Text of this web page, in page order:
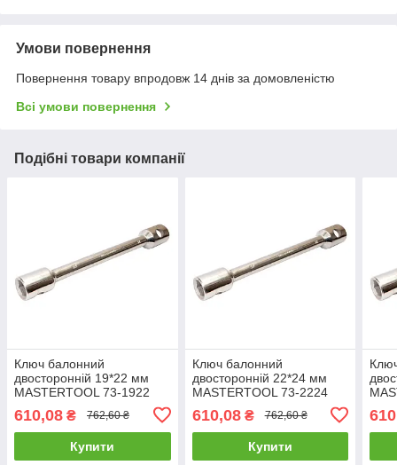
Умови повернення
Повернення товару впродовж 14 днів за домовленістю
Всі умови повернення
Подібні товари компанії
Ключ балонний
двосторонній 19*22 мм
MASTERTOOL 73-1922
610,08 ₴ 762,60 ₴
Купити
Ключ балонний
двосторонній 22*24 мм
MASTERTOOL 73-2224
610,08₴ 762,60 ₴
Купити